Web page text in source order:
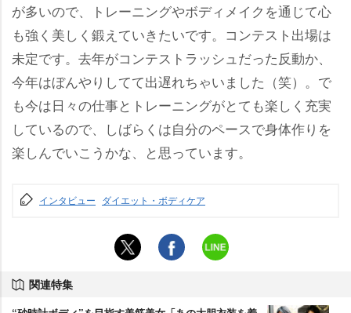
が多いので、トレーニングやボディメイクを通じて心
も強く美しく鍛えていきたいです。コンテスト出場は
未定です。去年がコンテストラッシュだった反動か、
今年はぼんやりしてて出遅れちゃいました（笑）。で
も今は日々の仕事とトレーニングがとても楽しく充実
しているので、しばらくは自分のペースで身体作りを
楽しんでいこうかな、と思っています。
インタビュー ダイエット・ボディケア
関連特集